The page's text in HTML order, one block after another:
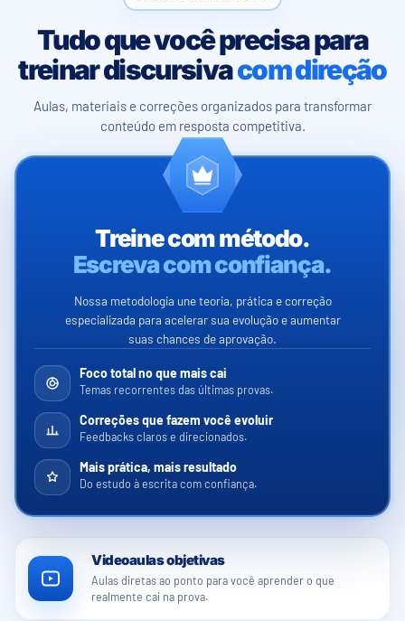
Tudo que você precisa para
treinar discursivacom direção
Aulas, materiais e correções organizados para transformar
conteúdo em resposta competitiva.
Videoaulas objetivas
Aulas diretas ao ponto para você aprender o que
realmente cai na prova.
Treine com método.
Escreva com confiança.
Nossa metodologia une teoria, prática e correção
especializada para acelerar sua evolução e aumentar
suas chances de aprovação.
Foco total no que mais cai
Temas recorrentes das últimas provas.
Correções que fazem você evoluir
Feedbacks claros e direcionados.
Mais prática, mais resultado
Do estudo à escrita com confiança.